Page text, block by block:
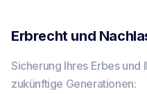
Erbrecht und
Sicherung Ihres Erbes
zukünftige Generationen: